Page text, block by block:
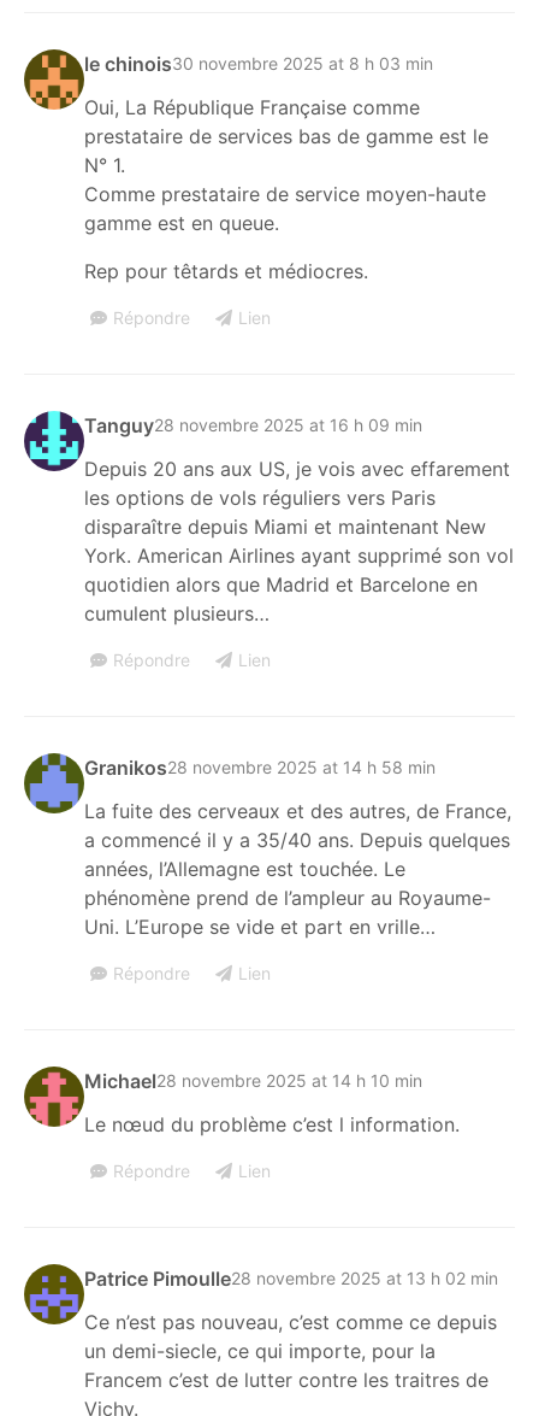
le chinois30 novembre 2025 at 8 h 03 min
Oui, La République Française comme
prestataire de services bas de gamme est le
N° 1.
Comme prestataire de service moyen-haute
gamme est en queue.
Rep pour têtards et médiocres.
Répondre Lien
Tanguy28 novembre 2025 at 16 h 09 min
Depuis 20 ans aux US, je vois avec effarement
les options de vols réguliers vers Paris
disparaître depuis Miami et maintenant New
York. American Airlines ayant supprimé son vol
quotidien alors que Madrid et Barcelone en
cumulent plusieurs…
Répondre Lien
Granikos28 novembre 2025 at 14 h 58 min
La fuite des cerveaux et des autres, de France,
a commencé il y a 35/40 ans. Depuis quelques
années, l’Allemagne est touchée. Le
phénomène prend de l’ampleur au Royaume-
Uni. L’Europe se vide et part en vrille…
Répondre Lien
Michael28 novembre 2025 at 14 h 10 min
Le nœud du problème c’est l information.
Répondre Lien
Patrice Pimoulle28 novembre 2025 at 13 h 02 min
Ce n’est pas nouveau, c’est comme ce depuis
un demi-siecle, ce qui importe, pour la
Francem c’est de lutter contre les traitres de
Vichy.